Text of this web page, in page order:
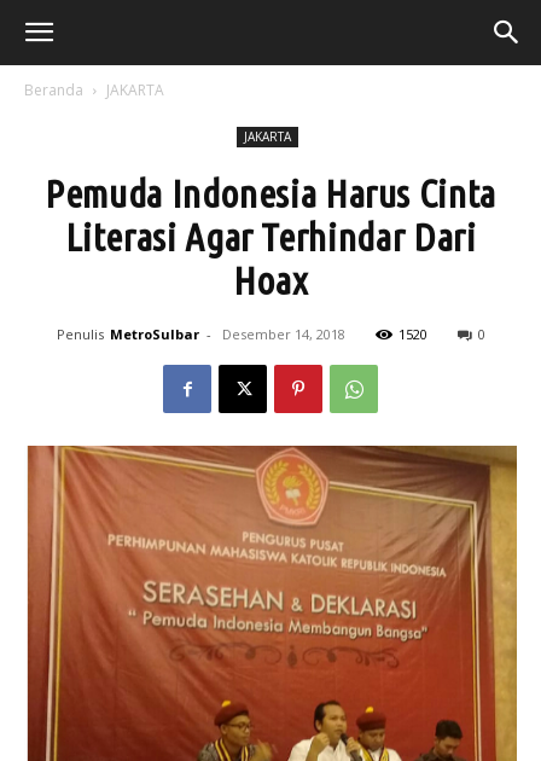
Beranda JAKARTA
JAKARTA
Pemuda Indonesia Harus Cinta
Literasi Agar Terhindar Dari
Hoax
Penulis MetroSulbar - Desember 14, 2018 1520 0